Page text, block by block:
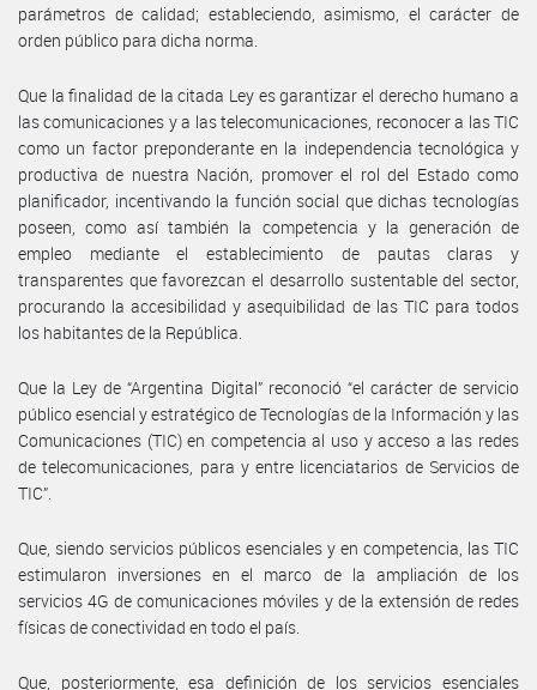
parámetros de calidad; estableciendo, asimismo, el carácter de
orden público para dicha norma.
Que la finalidad de la citada Ley es garantizar el derecho humano a
las comunicaciones y a las telecomunicaciones, reconocer a las TIC
como un factor preponderante en la independencia tecnológica y
productiva de nuestra Nación, promover el rol del Estado como
planificador, incentivando la función social que dichas tecnologías
poseen, como así también la competencia y la generación de
empleo mediante el establecimiento de pautas claras y
transparentes que favorezcan el desarrollo sustentable del sector,
procurando la accesibilidad y asequibilidad de las TIC para todos
los habitantes de la República.
Que la Ley de “Argentina Digital” reconoció “el carácter de servicio
público esencial y estratégico de Tecnologías de la Información y las
Comunicaciones (TIC) en competencia al uso y acceso a las redes
de telecomunicaciones, para y entre licenciatarios de Servicios de
TIC”.
Que, siendo servicios públicos esenciales y en competencia, las TIC
estimularon inversiones en el marco de la ampliación de los
servicios 4G de comunicaciones móviles y de la extensión de redes
físicas de conectividad en todo el país.
Que, posteriormente, esa definición de los servicios esenciales